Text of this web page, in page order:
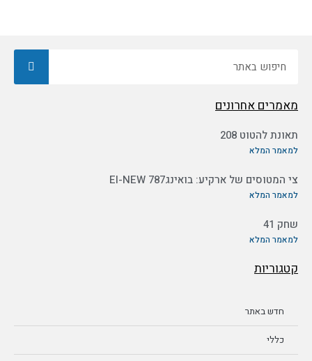
מאמרים אחרונים
תאונת להטוט 208
למאמר המלא
צי המטוסים של ארקיע: בואינג787 EI-NEW
למאמר המלא
שחק 41
למאמר המלא
קטגוריות
חדש באתר
כללי